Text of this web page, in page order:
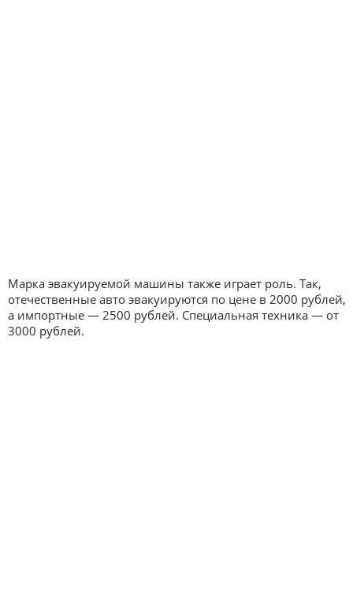
Марка эвакуируемой машины также играет роль. Так,
отечественные авто эвакуируются по цене в 2000 рублей,
а импортные — 2500 рублей. Специальная техника — от
3000 рублей.